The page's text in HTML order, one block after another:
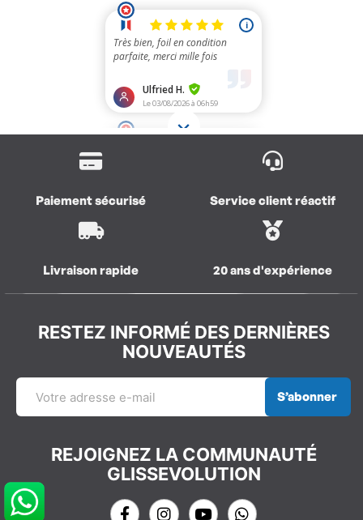
Paiement sécurisé Service client réactif
Livraison rapide 20 ans d'expérience
RESTEZ INFORMÉ DES DERNIÈRES
NOUVEAUTÉS
S’abonner
REJOIGNEZ LA COMMUNAUTÉ
GLISSEVOLUTION